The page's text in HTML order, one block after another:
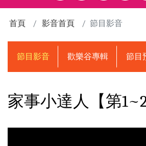
首頁 影音首頁 節目影音
節目影音 歡樂谷專輯 節目
家事小達人【第1~2